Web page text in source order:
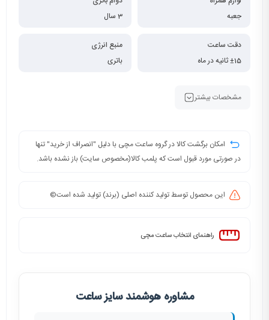
جعبه
3 سال
دقت ساعت
±15 ثانیه در ماه
منبع انرژی
باتری
مشخصات بیشتر
امکان برگشت کالا در گروه ساعت مچی با دلیل "انصراف از خرید" تنها
در صورتی مورد قبول است که پلمب کالا(مخصوص سایت) باز نشده باشد.
این محصول توسط تولید کننده اصلی (برند) تولید شده است©️
راهنمای انتخاب ساعت مچی
مشاوره هوشمند سایز ساعت